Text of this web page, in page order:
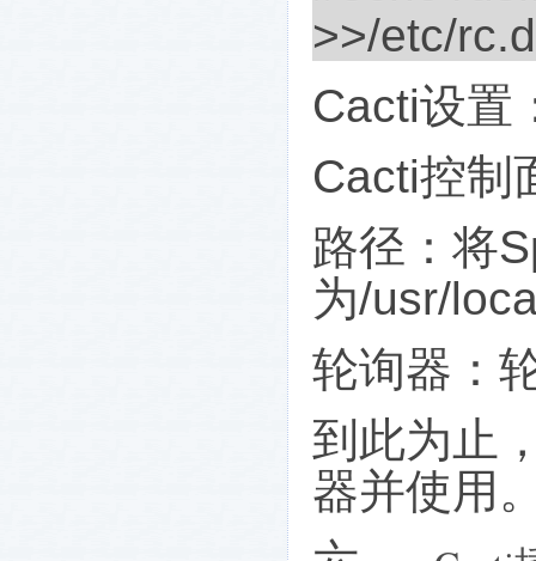
>>/etc/
Cacti设置
Cacti控制
路径：将
为/usr/
轮询器：
到此为止
器并使用